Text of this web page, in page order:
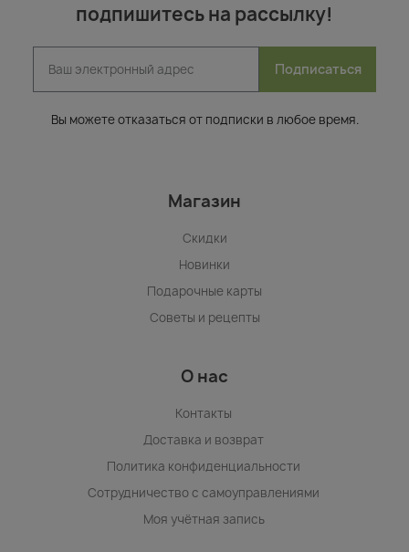
подпишитесь на рассылку!
Подписаться
Вы можете отказаться от подписки в любое время.
Магазин
Скидки
Новинки
Подарочные карты
Советы и рецепты
О нас
Контакты
Доставка и возврат
Политика конфиденциальности
Сотрудничество с самоуправлениями
Моя учётная запись